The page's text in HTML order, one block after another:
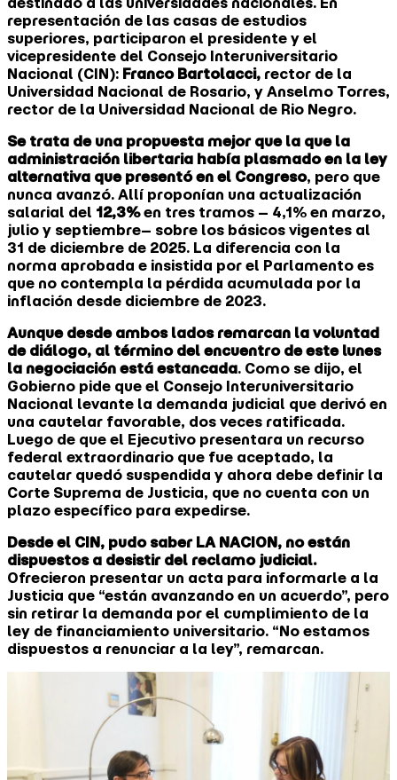
representación de las casas de estudios
superiores, participaron el presidente y el
vicepresidente del Consejo Interuniversitario
Nacional (CIN): Franco Bartolacci, rector de la
Universidad Nacional de Rosario, y Anselmo Torres,
rector de la Universidad Nacional de Rio Negro.
Se trata de una propuesta mejor que la que la
administración libertaria había plasmado en la ley
alternativa que presentó en el Congreso, pero que
nunca avanzó. Allí proponían una actualización
salarial del 12,3%en tres tramos – 4,1% en marzo,
julio y septiembre– sobre los básicos vigentes al
31 de diciembre de 2025. La diferencia con la
norma aprobada e insistida por el Parlamento es
que no contempla la pérdida acumulada por la
inflación desde diciembre de 2023.
Aunque desde ambos lados remarcan la voluntad
de diálogo, al término del encuentro de este lunes
la negociación está estancada. Como se dijo, el
Gobierno pide que el Consejo Interuniversitario
Nacional levante la demanda judicial que derivó en
una cautelar favorable, dos veces ratificada.
Luego de que el Ejecutivo presentara un recurso
federal extraordinario que fue aceptado, la
cautelar quedó suspendida y ahora debe definir la
Corte Suprema de Justicia, que no cuenta con un
plazo específico para expedirse.
Desde el CIN, pudo saber LA NACION, no están
dispuestos a desistir del reclamo judicial.
Ofrecieron presentar un acta para informarle a la
Justicia que “están avanzando en un acuerdo”, pero
sin retirar la demanda por el cumplimiento de la
ley de financiamiento universitario. “No estamos
dispuestos a renunciar a la ley”, remarcan.